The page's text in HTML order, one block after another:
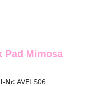
Pad Mimosa
Nr: AVELS06